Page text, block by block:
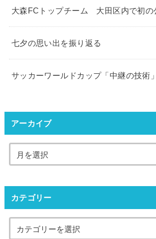
大森FCトップチーム 大田区内で初の
七夕の思い出を振り返る
サッカーワールドカップ「中継の技術
アーカイブ
カテゴリー